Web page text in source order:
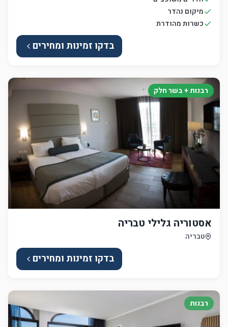
מיקום נהדר
כשרות מהודרת
בדקו זמינות ומחירים
רבנות + בשר חלק
אסטוריה גלילי טבריה
טבריה
בדקו זמינות ומחירים
רבנות